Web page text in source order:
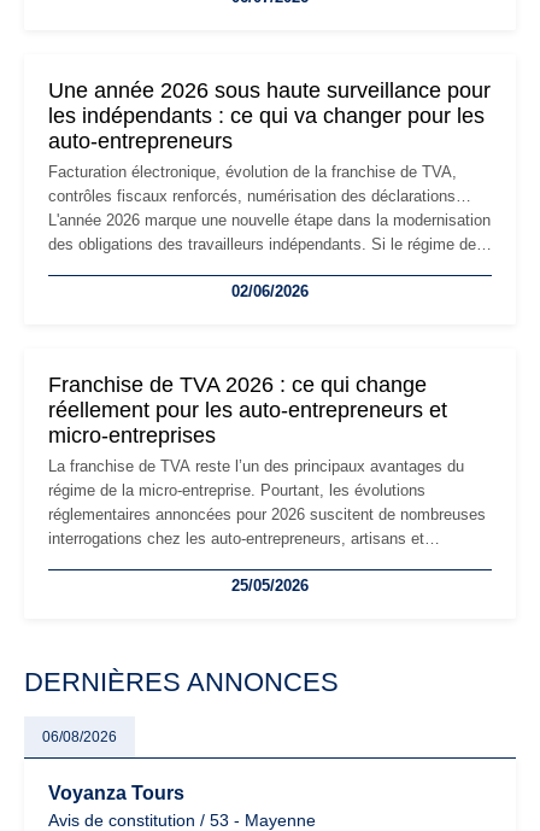
Une année 2026 sous haute surveillance pour
les indépendants : ce qui va changer pour les
auto-entrepreneurs
Facturation électronique, évolution de la franchise de TVA,
contrôles fiscaux renforcés, numérisation des déclarations…
L'année 2026 marque une nouvelle étape dans la modernisation
des obligations des travailleurs indépendants. Si le régime de
les auto-entrepreneurs devront s'adapter à un environnement
02/06/2026
Franchise de TVA 2026 : ce qui change
réellement pour les auto-entrepreneurs et
micro-entreprises
La franchise de TVA reste l’un des principaux avantages du
régime de la micro-entreprise. Pourtant, les évolutions
réglementaires annoncées pour 2026 suscitent de nombreuses
interrogations chez les auto-entrepreneurs, artisans et
facturation ou risque de bascule vers la TVA : les règles
25/05/2026
DERNIÈRES ANNONCES
06/08/2026
Voyanza Tours
Avis de constitution / 53 - Mayenne